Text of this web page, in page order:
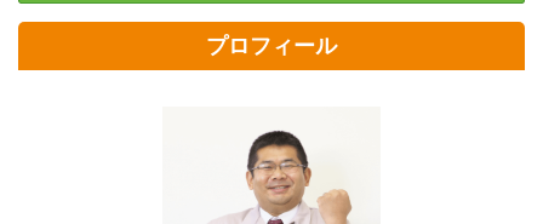
プロフィール